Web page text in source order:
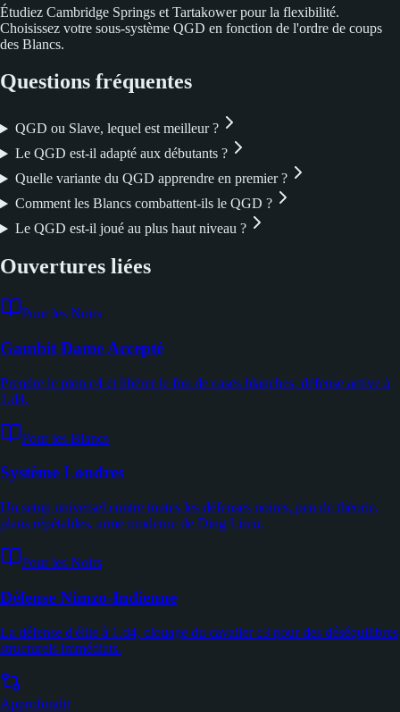
Étudiez Cambridge Springs et Tartakower pour la flexibilité.
Choisissez votre sous-système QGD en fonction de l'ordre de coups
des Blancs.
Questions fréquentes
QGD ou Slave, lequel est meilleur ?
Le QGD est-il adapté aux débutants ?
Quelle variante du QGD apprendre en premier ?
Comment les Blancs combattent-ils le QGD ?
Le QGD est-il joué au plus haut niveau ?
Ouvertures liées
Pour les Noirs
Gambit Dame Accepté
Prendre le pion c4 et libérer le fou de cases blanches, défense active à
1.d4.
Pour les Blancs
Système Londres
Un setup universel contre toutes les défenses noires, peu de théorie,
plans répétables, arme moderne de Ding Liren.
Pour les Noirs
Défense Nimzo-Indienne
La défense d'élite à 1.d4, clouage du cavalier c3 pour des déséquilibres
structurels immédiats.
Approfondir